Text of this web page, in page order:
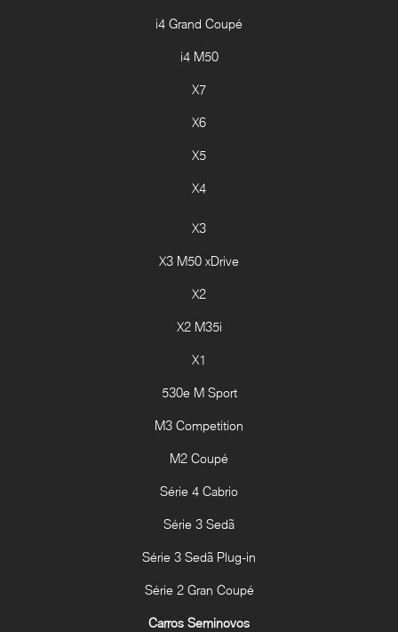
i4 Grand Coupé
i4 M50
X7
X6
X5
X4
X3
X3 M50 xDrive
X2
X2 M35i
X1
530e M Sport
M3 Competition
M2 Coupé
Série 4 Cabrio
Série 3 Sedã
Série 3 Sedã Plug-in
Série 2 Gran Coupé
Carros Seminovos